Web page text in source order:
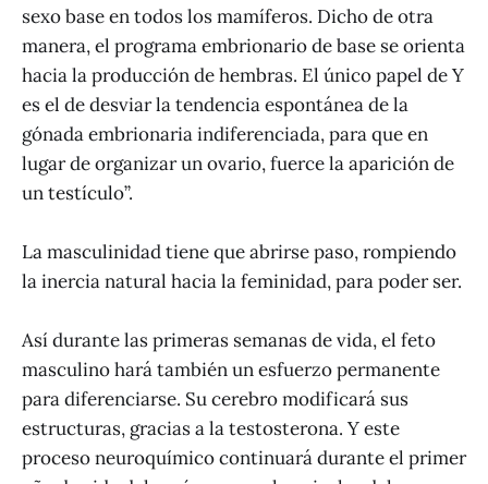
sexo base en todos los mamíferos. Dicho de otra
manera, el programa embrionario de base se orienta
hacia la producción de hembras. El único papel de Y
es el de desviar la tendencia espontánea de la
gónada embrionaria indiferenciada, para que en
lugar de organizar un ovario, fuerce la aparición de
un testículo”.
La masculinidad tiene que abrirse paso, rompiendo
la inercia natural hacia la feminidad, para poder ser.
Así durante las primeras semanas de vida, el feto
masculino hará también un esfuerzo permanente
para diferenciarse. Su cerebro modificará sus
estructuras, gracias a la testosterona. Y este
proceso neuroquímico continuará durante el primer